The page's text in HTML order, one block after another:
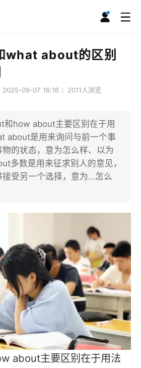
about的区别
2025-09-07 16:16 2011人浏览
和how about主要区别在于用
about是用来询问与前一个事
的状态，意为怎么样、以为
多数是用来征求别人的意见，
受另一个选择，意为…怎么
about主要区别在于用法